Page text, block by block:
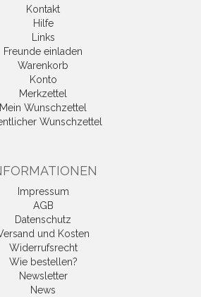
Kontakt
Hilfe
Links
Freunde einladen
Warenkorb
Konto
Merkzettel
Mein Wunschzettel
Wunschzettel
Impressum
AGB
Datenschutz
und Kosten
Widerrufsrecht
Wie bestellen?
Newsletter
News